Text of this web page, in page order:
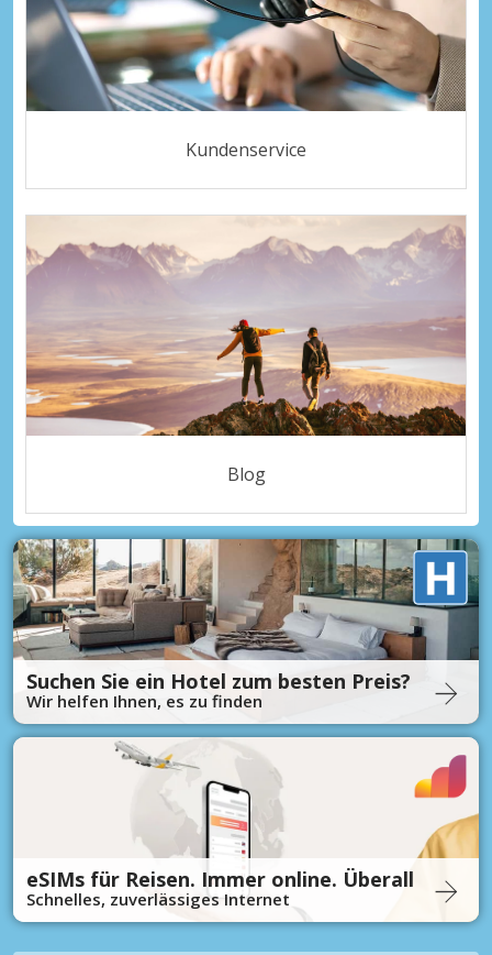
Kundenservice
Blog
Suchen Sie ein Hotel zum besten Preis?
Wir helfen Ihnen, es zu finden
eSIMs für Reisen. Immer online. Überall
Schnelles, zuverlässiges Internet